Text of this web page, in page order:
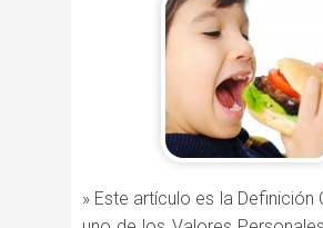
» Este artículo es la Definición